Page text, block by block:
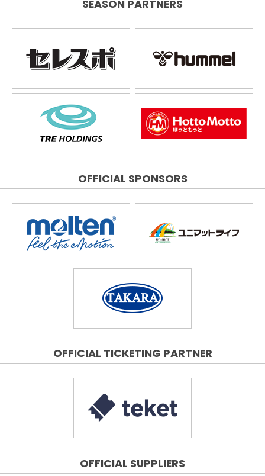
SEASON PARTNERS
OFFICIAL SPONSORS
OFFICIAL TICKETING PARTNER
OFFICIAL SUPPLIERS